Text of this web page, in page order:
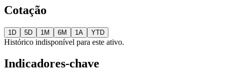
Cotação
1D 5D 1M 6M 1A YTD
Histórico indisponível para este ativo.
Indicadores-chave